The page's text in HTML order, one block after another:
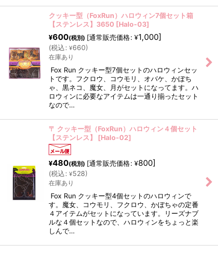
クッキー型（FoxRun）ハロウィン7個セット箱
【ステンレス】3650 [Halo-03]
¥600(税別) [通常販売価格: ¥1,000]
(税込: ¥660)
在庫あり
Fox Run クッキー型7個セットのハロウィンセッ
トです。フクロウ、コウモリ、オバケ、かぼち
ゃ、黒ネコ、魔女、月がセットになってます。ハ
ロウィンに必要なアイテムは一通り揃ったセット
なので…
〒 クッキー型（FoxRun）ハロウィン４個セット
【ステンレス】
[Halo-02]
¥480(税別) [通常販売価格: ¥800]
(税込: ¥528)
在庫あり
Fox Run クッキー型4個セットのハロウィンで
す。魔女、コウモリ、フクロウ、かぼちゃの定番
４アイテムがセットになっています。リーズナブ
ルな４個セットなので、ハロウィンをちょっと楽
しんで…